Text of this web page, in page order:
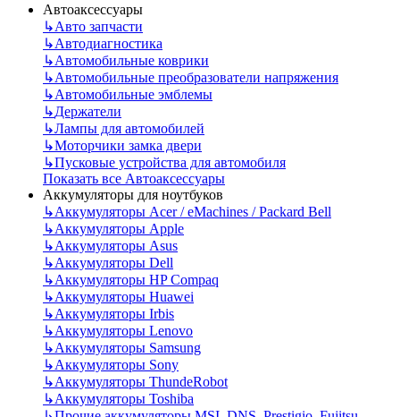
Автоаксессуары
↳Авто запчасти
↳Автодиагностика
↳Автомобильные коврики
↳Автомобильные преобразователи напряжения
↳Автомобильные эмблемы
↳Держатели
↳Лампы для автомобилей
↳Моторчики замка двери
↳Пусковые устройства для автомобиля
Показать все Автоаксессуары
Аккумуляторы для ноутбуков
↳Аккумуляторы Acer / eMachines / Packard Bell
↳Аккумуляторы Apple
↳Аккумуляторы Asus
↳Аккумуляторы Dell
↳Аккумуляторы HP Compaq
↳Аккумуляторы Huawei
↳Аккумуляторы Irbis
↳Аккумуляторы Lenovo
↳Аккумуляторы Samsung
↳Аккумуляторы Sony
↳Аккумуляторы ThundeRobot
↳Аккумуляторы Toshiba